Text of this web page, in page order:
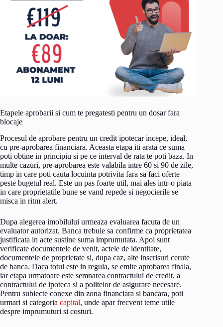
Etapele aprobarii si cum te pregatesti pentru un dosar fara
blocaje
Procesul de aprobare pentru un credit ipotecar incepe, ideal,
cu pre-aprobarea financiara. Aceasta etapa iti arata ce suma
poti obtine in principiu si pe ce interval de rata te poti baza. In
multe cazuri, pre-aprobarea este valabila intre 60 si 90 de zile,
timp in care poti cauta locuinta potrivita fara sa faci oferte
peste bugetul real. Este un pas foarte util, mai ales intr-o piata
in care proprietatile bune se vand repede si negocierile se
misca in ritm alert.
Dupa alegerea imobilului urmeaza evaluarea facuta de un
evaluator autorizat. Banca trebuie sa confirme ca proprietatea
justificata in acte sustine suma imprumutata. Apoi sunt
verificate documentele de venit, actele de identitate,
documentele de proprietate si, dupa caz, alte inscrisuri cerute
de banca. Daca totul este in regula, se emite aprobarea finala,
iar etapa urmatoare este semnarea contractului de credit, a
contractului de ipoteca si a politelor de asigurare necesare.
Pentru subiecte conexe din zona financiara si bancara, poti
urmari si categoria capital, unde apar frecvent teme utile
despre imprumuturi si costuri.